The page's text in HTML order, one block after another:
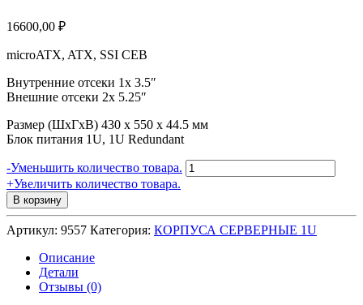
16600,00 ₽
microATX, ATX, SSI CEB
Внутренние отсеки 1x 3.5″
Внешние отсеки 2x 5.25″
Размер (ШхГхВ) 430 x 550 x 44.5 мм
Блок питания 1U, 1U Redundant
-Уменьшить количество товара. Количество
товара
1U
NR-
+Увеличить количество товара.
В корзину
Артикул: 9557 Категория: КОРПУСА СЕРВЕРНЫЕ 1U
Описание
Детали
Отзывы (0)